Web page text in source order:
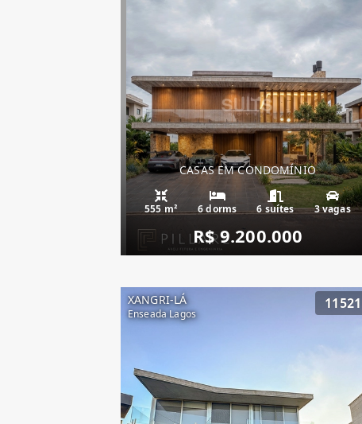
CASAS EM CONDOMÍNIO
555 m² 6 dorms 6 suítes 3 vagas
R$ 9.200.000
XANGRI-LÁ
Enseada Lagos
11521